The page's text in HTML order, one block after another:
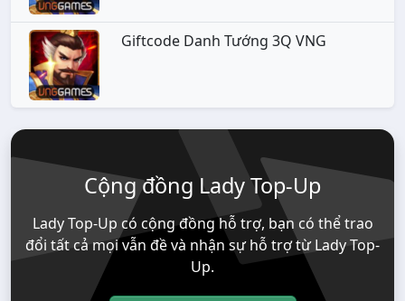
Giftcode Danh Tướng 3Q VNG
Cộng đồng Lady Top-Up
Lady Top-Up có cộng đồng hỗ trợ, bạn có thể trao
đổi tất cả mọi vẫn đề và nhận sự hỗ trợ từ Lady Top-
Up.